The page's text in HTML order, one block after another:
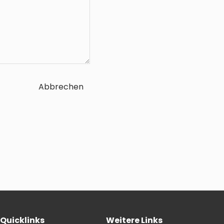
Abbrechen
Quicklinks Weitere Links